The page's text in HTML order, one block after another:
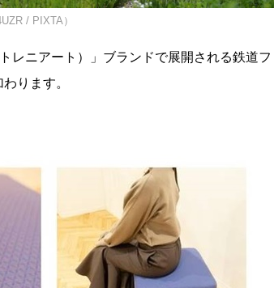
/ PIXTA）
レニアート）」ブランドで展開される鉄道フ
ります。